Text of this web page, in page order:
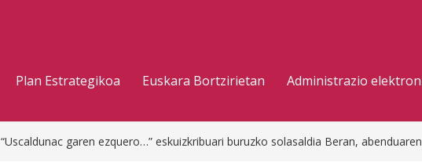
Plan Estrategikoa Euskara Bortzirietan Administrazio
“Uscaldunac garen ezquero…” eskuizkribuari buruzko solasaldia Beran,